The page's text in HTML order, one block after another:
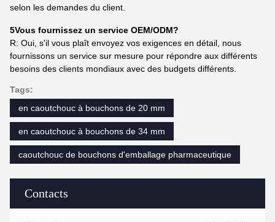
Contacts
selon les demandes du client.
5Vous fournissez un service OEM/ODM?
R: Oui, s'il vous plaît envoyez vos exigences en détail, nous
fournissons un service sur mesure pour répondre aux différents
besoins des clients mondiaux avec des budgets différents.
Tags:
en caoutchouc à bouchons de 20 mm
en caoutchouc à bouchons de 34 mm
caoutchouc de bouchons d'emballage pharmaceutique